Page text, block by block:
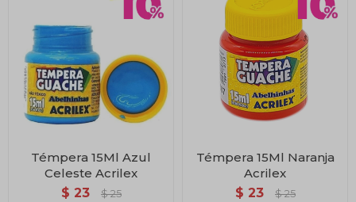
Témpera 15Ml Azul
Celeste Acrilex
$ 23 $ 25
Témpera 15Ml Naranja
Acrilex
$ 23 $ 25